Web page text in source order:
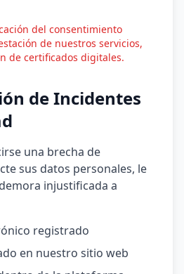
del consentimiento
de nuestros servicios,
de certificados digitales.
de Incidentes
una brecha de
sus datos personales, le
injustificada a
registrado
en nuestro sitio web